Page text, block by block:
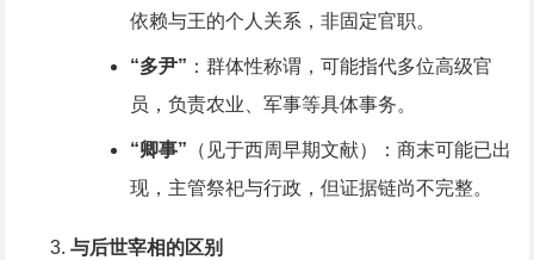
依赖与王的个人关系，非固定官职。
“多尹” ：群体性称谓，可能指代多位高级官
员，负责农业、军事等具体事务。
“卿事” （见于西周早期文献）：商末可能已出
现，主管祭祀与行政，但证据链尚不完整。
与后世宰相的区别